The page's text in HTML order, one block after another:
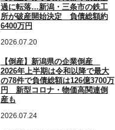
過に転落…新潟・三条市の鉄工
所が破産開始決定 負債総額約
6400万円
2026.07.20
【倒産】新潟県の企業倒産
2026年上半期は令和以降で最大
の78件で負債総額は126億3700万
円 新型コロナ・物価高関連倒
産も
2026.07.24